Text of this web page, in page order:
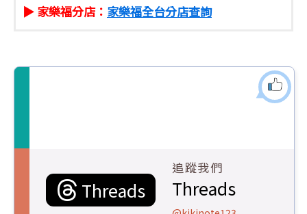
▶ 家樂福分店： 家樂福全台分店查詢
Threads
追蹤我們
Threads